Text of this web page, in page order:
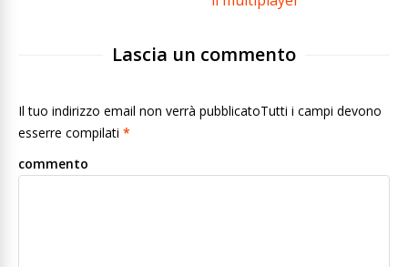
Lascia un commento
Il tuo indirizzo email non verrà pubblicatoTutti i campi devono
esserre compilati *
commento